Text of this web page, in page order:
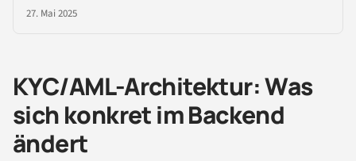
27. Mai 2025
KYC/AML-Architektur: Was
sich konkret im Backend
ändert